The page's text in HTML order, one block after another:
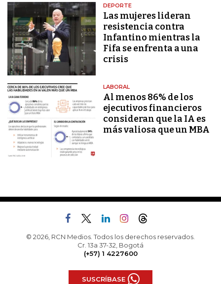
DEPORTE
Las mujeres lideran
resistencia contra
Infantino mientras la
Fifa se enfrenta a una
crisis
LABORAL
Al menos 86% de los
ejecutivos financieros
consideran que la IA es
más valiosa que un MBA
© 2026, RCN Medios. Todos los derechos reservados.
Cr. 13a 37-32, Bogotá
(+57) 1 4227600
SUSCRÍBASE